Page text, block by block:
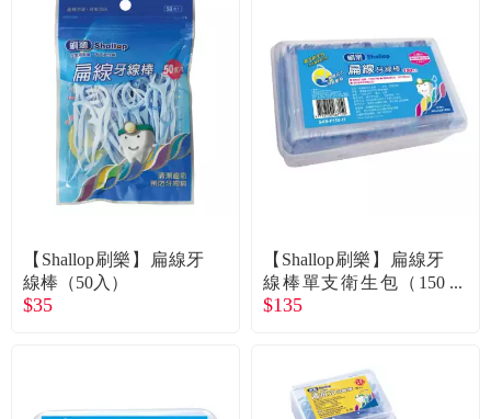
【Shallop刷樂】扁線牙
線棒（50入）
$35
【Shallop刷樂】扁線牙
線棒單支衛生包（150
入）
$135